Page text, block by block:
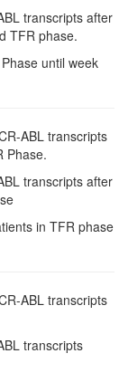
transcripts after
TFR phase.
until week
ABL transcripts
Phase.
transcripts after
in TFR phase
ABL transcripts
transcripts